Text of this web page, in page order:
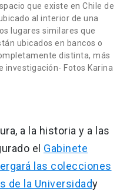
que existe en Chile de
al interior de una
lugares similares que
ubicados en bancos o
distinta, más
investigación- Fotos Karina
a la historia y a las
el Gabinete
las colecciones
de la Universidady